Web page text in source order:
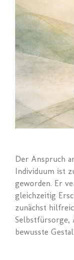
Der Anspruch
Individuum ist
geworden. Er
gleichzeitig
zunächst
Selbstfürsorge,
bewusste